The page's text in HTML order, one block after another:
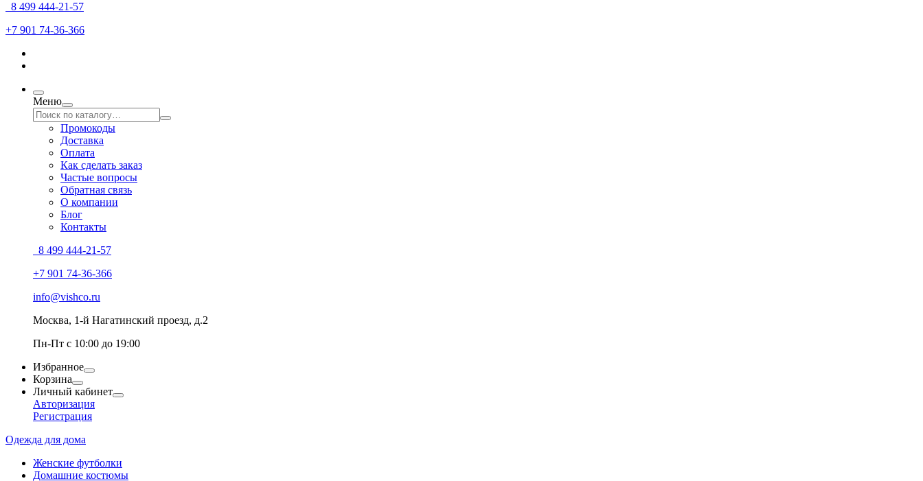
8 499 444-21-57
+7 901 74-36-366
Меню
Промокоды
Доставка
Оплата
Как сделать заказ
Частые вопросы
Обратная связь
О компании
Блог
Контакты
8 499 444-21-57
+7 901 74-36-366
info@vishco.ru
Москва, 1-й Нагатинский проезд, д.2
Пн-Пт с 10:00 до 19:00
Избранное
Корзина
Личный кабинет
Авторизация
Регистрация
Одежда для дома
Женские футболки
Домашние костюмы